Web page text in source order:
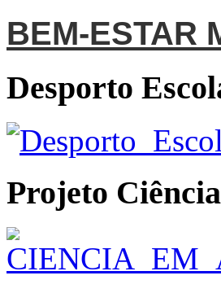
BEM-ESTAR
Desporto
Projeto